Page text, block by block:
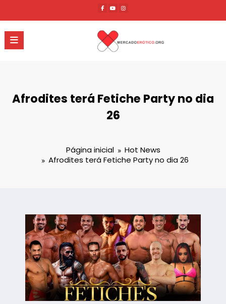
o
conteúdo
Afrodites terá Fetiche Party no dia
26
Página inicial
Hot News
Afrodites terá Fetiche Party no dia 26